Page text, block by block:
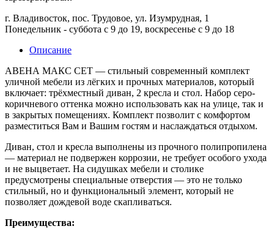
г. Владивосток, пос. Трудовое, ул. Изумрудная, 1
Понедельник - суббота с 9 до 19, воскресенье с 9 до 18
Описание
АВЕНА МАКС СЕТ — стильный современный комплект
уличной мебели из лёгких и прочных материалов, который
включает: трёхместный диван, 2 кресла и стол. Набор серо-
коричневого оттенка можно использовать как на улице, так и
в закрытых помещениях. Комплект позволит с комфортом
разместиться Вам и Вашим гостям и наслаждаться отдыхом.
Диван, стол и кресла выполнены из прочного полипропилена
— материал не подвержен коррозии, не требует особого ухода
и не выцветает. На сидушках мебели и столике
предусмотрены специальные отверстия — это не только
стильный, но и функциональный элемент, который не
позволяет дождевой воде скапливаться.
Преимущества: